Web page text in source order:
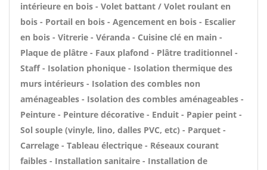
intérieure en bois - Volet battant / Volet roulant en
bois - Portail en bois - Agencement en bois - Escalier
en bois - Vitrerie - Véranda - Cuisine clé en main -
Plaque de plâtre - Faux plafond - Plâtre traditionnel -
Staff - Isolation phonique - Isolation thermique des
murs intérieurs - Isolation des combles non
aménageables - Isolation des combles aménageables -
Peinture - Peinture décorative - Enduit - Papier peint -
Sol souple (vinyle, lino, dalles PVC, etc) - Parquet -
Carrelage - Tableau électrique - Réseaux courant
faibles - Installation sanitaire - Installation de